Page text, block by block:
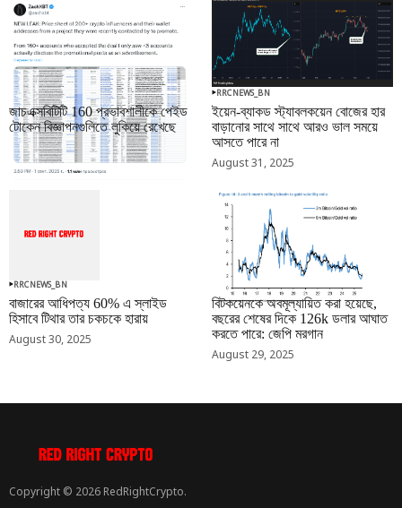
RRCNEWS_BN
জাচএক্সবিটিটি 160 প্রভাবশালীকে পেইড
টোকেন বিজ্ঞাপনগুলিতে লুকিয়ে রেখেছে
September 01, 2025
RRCNEWS_BN
ইয়েন-ব্যাকড স্ট্যাবলকয়েন বোজের হার
বাড়ানোর সাথে সাথে আরও ভাল সময়ে
আসতে পারে না
August 31, 2025
RRCNEWS_BN
বাজারের আধিপত্য 60% এ স্লাইড
হিসাবে টিথার তার চকচকে হারায়
August 30, 2025
RRCNEWS_BN
বিটকয়েনকে অবমূল্যায়িত করা হয়েছে,
বছরের শেষের দিকে 126k ডলার আঘাত
করতে পারে: জেপি মরগান
August 29, 2025
Copyright © 2026 RedRightCrypto.